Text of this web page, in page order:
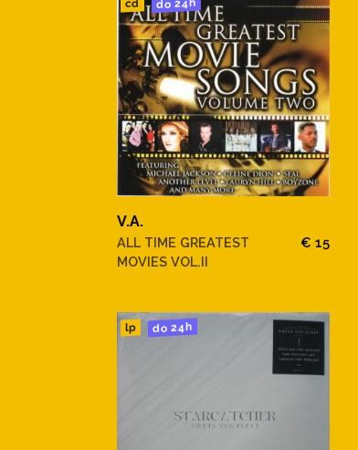
cd do 24h
V.A.
ALL TIME GREATEST
MOVIES VOL.II
€ 15
lp do 24h